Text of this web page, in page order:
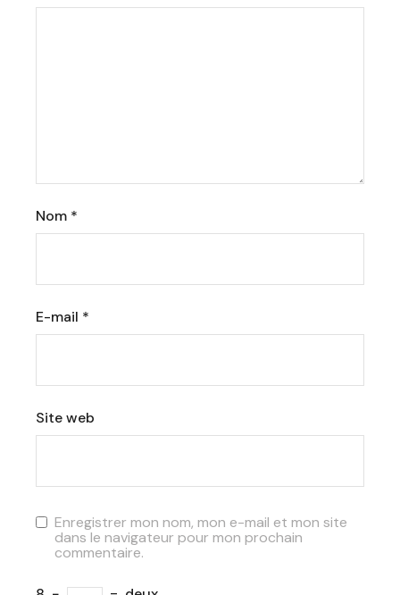
Nom *
E-mail *
Site web
Enregistrer mon nom, mon e-mail et mon site
dans le navigateur pour mon prochain
commentaire.